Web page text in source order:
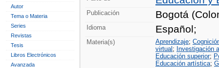
Autor
Tema o Materia
Series
Revistas
Tesis
Libros Electrónicos
Avanzada
Publicación Bogotá
Idioma Español;
Materia(s) Aprendizaje;
virtual ; Investigación
Educación superior;
Educación artística;